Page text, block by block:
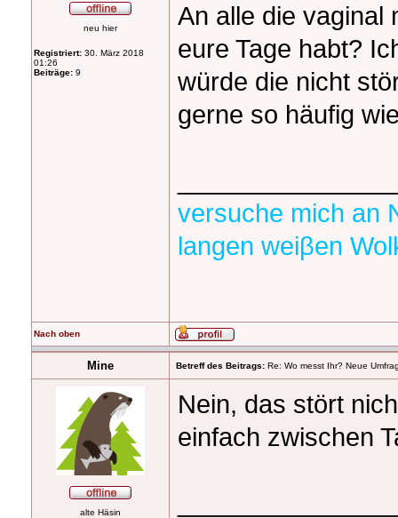
neu hier
Registriert: 30. März 2018
01:26
Beiträge: 9
An alle die vaginal
eure Tage habt?
würde die nicht
gerne so häufig
versuche mich an
langen weiβen
Nach oben
Mine Betreff des Beitrags: Re: Wo messt Ihr? Neue
alte Häsin
Nein, das stört
einfach zwischen